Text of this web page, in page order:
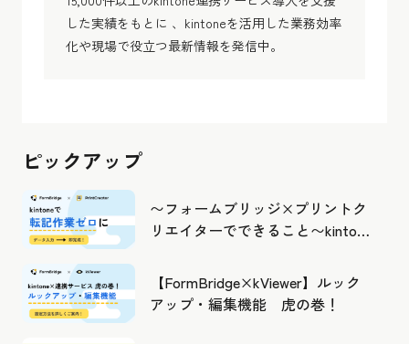
した実績をもとに 、kintoneを活用した業務効率
化や現場で役立つ最新情報を発信中。
ピックアップ
〜フォームブリッジ×プリントク
リエイターでできること〜kintone
【FormBridge×kViewer】ルック
アップ・編集機能 虎の巻！